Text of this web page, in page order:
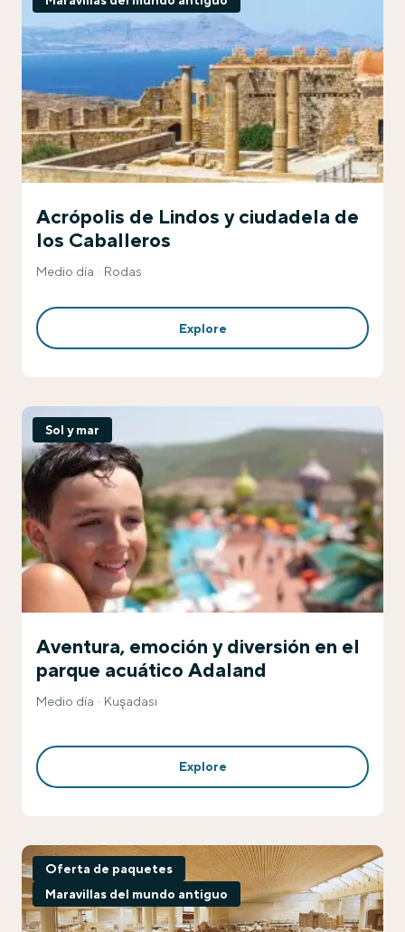
Acrópolis de Lindos y ciudadela de
los Caballeros
Medio día Rodas
Explore
Sol y mar
Aventura, emoción y diversión en el
parque acuático Adaland
Medio día Kuşadası
Explore
Oferta de paquetes
Maravillas del mundo antiguo